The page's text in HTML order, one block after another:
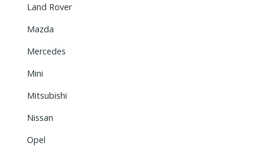
Land Rover
Mazda
Mercedes
Mini
Mitsubishi
Nissan
Opel